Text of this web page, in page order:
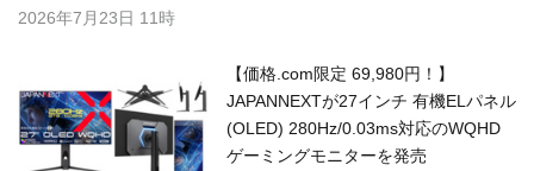
2026年7月23日 11時
【価格.com限定 69,980円！】
JAPANNEXTが27インチ 有機ELパネル
(OLED) 280Hz/0.03ms対応のWQHD
ゲーミングモニターを発売